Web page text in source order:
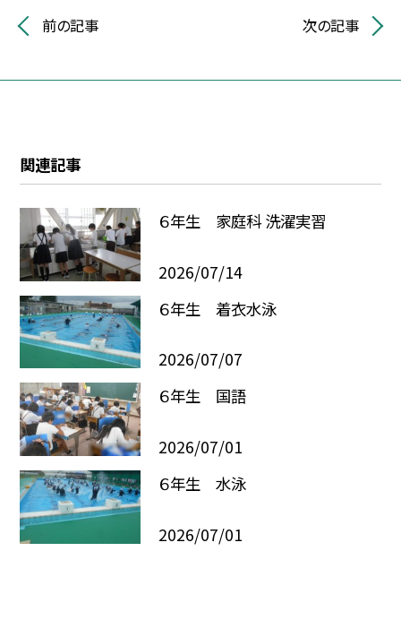
前の記事 次の記事
関連記事
６年生 家庭科 洗濯実習
2026/07/14
６年生 着衣水泳
2026/07/07
６年生 国語
2026/07/01
６年生 水泳
2026/07/01